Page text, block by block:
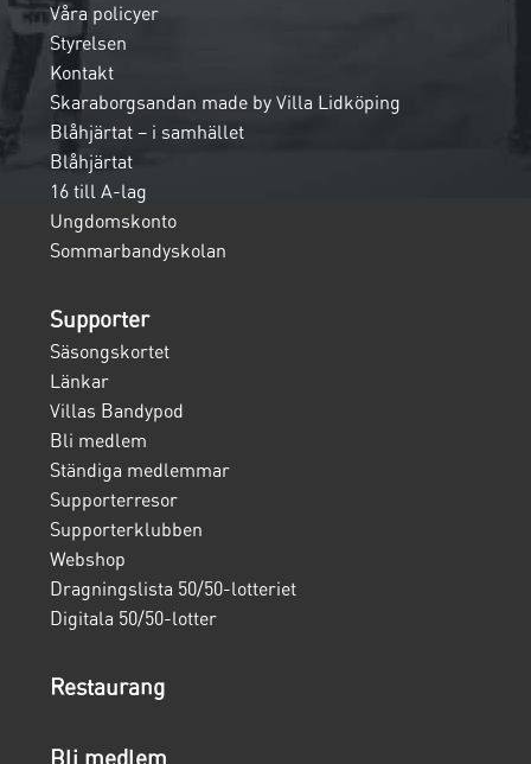
Våra policyer
Styrelsen
Kontakt
Skaraborgsandan made by Villa Lidköping
Blåhjärtat – i samhället
Blåhjärtat
16 till A-lag
Ungdomskonto
Sommarbandyskolan
Supporter
Säsongskortet
Länkar
Villas Bandypod
Bli medlem
Ständiga medlemmar
Supporterresor
Supporterklubben
Webshop
Dragningslista 50/50-lotteriet
Digitala 50/50-lotter
Restaurang
Bli medlem